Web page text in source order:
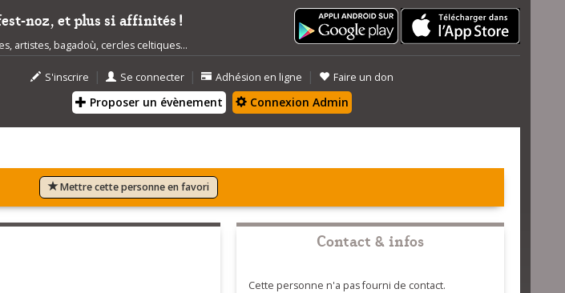
noz, et plus si affinités !
artistes, bagadoù, cercles celtiques...
S'inscrire | Se connecter | Adhésion en ligne | Faire un don
Proposer un évènement Connexion Admin
Mettre cette personne en favori
Contact & infos
Cette personne n'a pas fourni de contact.